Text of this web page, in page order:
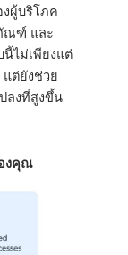
ผู้บริโภค
ณฑ์ และ
นี้ไม่เพียงแต่
ต่ยังช่วย
ลงที่สูงขึ้น
งคุณ